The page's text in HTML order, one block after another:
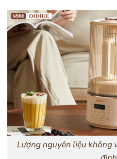
Lượng nguyên liệu không